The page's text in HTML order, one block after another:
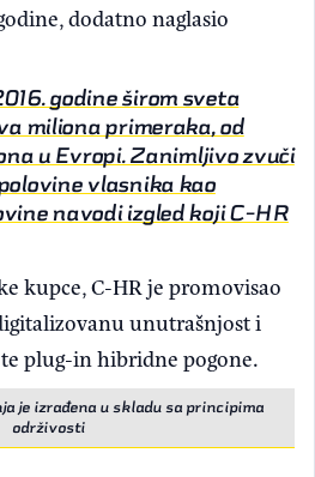
dodatno naglasio
godine širom sveta
miliona primeraka, od
u Evropi. Zanimljivo zvuči
vlasnika kao
navodi izgled koji C-HR
kupce, C-HR je promovisao
unutrašnjost i
plug-in hibridne pogone.
je izrađena u skladu sa principima
održivosti